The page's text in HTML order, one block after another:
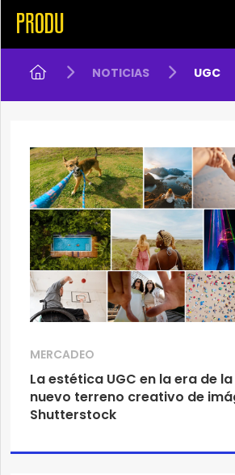
NOTICIAS UGC
MERCADEO
La estética UGC en la era de
nuevo terreno creativo de
Shutterstock